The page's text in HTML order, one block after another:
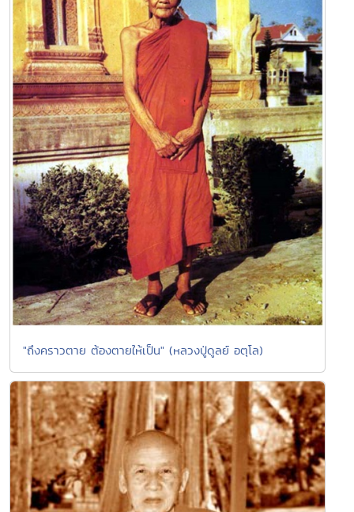
"ถึงคราวตาย ต้องตายให้เป็น" (หลวงปู่ดูลย์ อตุโล)